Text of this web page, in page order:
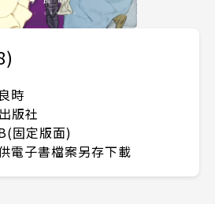
時
版社
固定版面)
電子書檔案另存下載